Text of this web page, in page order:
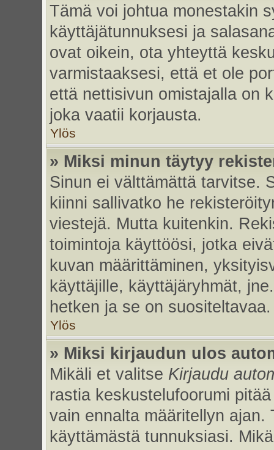
Tämä voi johtua monestakin
käyttäjätunnuksesi ja
ovat oikein, ota yhteyttä
varmistaaksesi, että et ole
että nettisivun omistajalla on
joka vaatii korjausta.
Ylös
» Miksi minun täytyy
Sinun ei välttämättä tarvitse.
kiinni sallivatko he
viestejä. Mutta kuitenkin.
toimintoja käyttöösi, jotka
kuvan määrittäminen,
käyttäjille, käyttäjäryhmät,
hetken ja se on suositeltavaa.
Ylös
» Miksi kirjaudun ulos
Mikäli et valitse Kirjaudu
rastia keskustelufoorumi
vain ennalta määritellyn
käyttämästä tunnuksiasi.